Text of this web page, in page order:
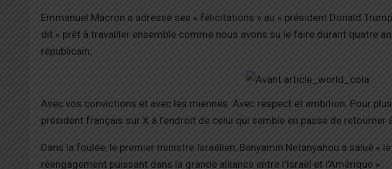
Emmanuel Macron a adressé ses « félicitations » au « président Donald
dit « prêt à travailler ensemble comme nous avons su le faire durant quatre
républicain.
Avec vos convictions et avec les miennes. Avec respect et ambition. Pour
président français sur X à l’endroit de celui qui semble en passe de retourner
Dans la foulée, le premier ministre Israélien, Benyamin Netanyahou a salué «
réengagement puissant dans la grande alliance entre l’Israël et l’Amérique »